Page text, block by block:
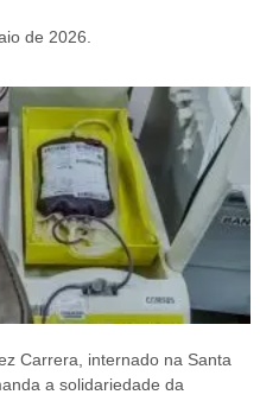
de 2026.
Carrera, internado na Santa
a solidariedade da